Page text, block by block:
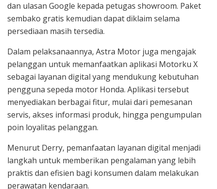
dan ulasan Google kepada petugas showroom. Paket
sembako gratis kemudian dapat diklaim selama
persediaan masih tersedia.
Dalam pelaksanaannya, Astra Motor juga mengajak
pelanggan untuk memanfaatkan aplikasi Motorku X
sebagai layanan digital yang mendukung kebutuhan
pengguna sepeda motor Honda. Aplikasi tersebut
menyediakan berbagai fitur, mulai dari pemesanan
servis, akses informasi produk, hingga pengumpulan
poin loyalitas pelanggan.
Menurut Derry, pemanfaatan layanan digital menjadi
langkah untuk memberikan pengalaman yang lebih
praktis dan efisien bagi konsumen dalam melakukan
perawatan kendaraan.